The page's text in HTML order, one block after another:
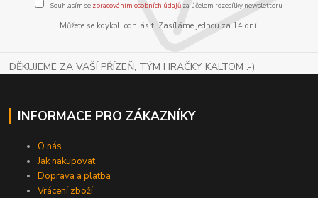
Souhlasím se zpracováním osobních údajůza účelem rozesílky newsletteru.
Můžete se kdykoli odhlásit. Zasíláme jednou za 14 dní.
DĚKUJEME ZA VAŠÍ PŘÍZEŇ, TÝM HRAČKY KALTOM .-)
INFORMACE PRO ZÁKAZNÍKY
O nás
Jak nakupovat
Doprava a platba
Vrácení zboží